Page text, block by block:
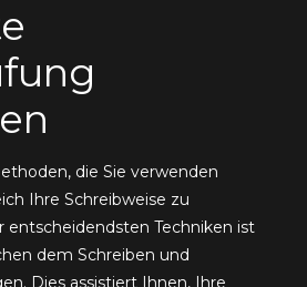
die Sie verwenden
Ihre Schreibweise zu
entscheidendsten Techniken ist
dem Schreiben und
Dies assistiert Ihnen, Ihre